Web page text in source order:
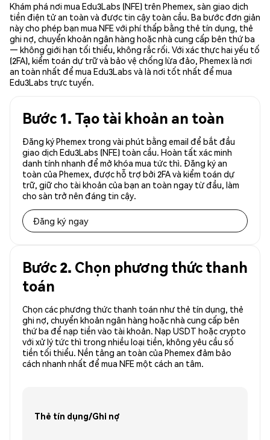
Khám phá nơi mua Edu3Labs (NFE) trên Phemex, sàn giao dịch
tiền điện tử an toàn và được tin cậy toàn cầu. Ba bước đơn giản
này cho phép bạn mua NFE với phí thấp bằng thẻ tín dụng, thẻ
ghi nợ, chuyển khoản ngân hàng hoặc nhà cung cấp bên thứ ba
— không giới hạn tối thiểu, không rắc rối. Với xác thực hai yếu tố
(2FA), kiểm toán dự trữ và bảo vệ chống lừa đảo, Phemex là nơi
an toàn nhất để mua Edu3Labs và là nơi tốt nhất để mua
Edu3Labs trực tuyến.
Bước 1. Tạo tài khoản an toàn
Đăng ký Phemex trong vài phút bằng email để bắt đầu
giao dịch Edu3Labs (NFE) toàn cầu. Hoàn tất xác minh
danh tính nhanh để mở khóa mua tức thì. Đăng ký an
toàn của Phemex, được hỗ trợ bởi 2FA và kiểm toán dự
trữ, giữ cho tài khoản của bạn an toàn ngay từ đầu, làm
cho sàn trở nên đáng tin cậy.
Đăng ký ngay
Bước 2. Chọn phương thức thanh
toán
Chọn các phương thức thanh toán như thẻ tín dụng, thẻ
ghi nợ, chuyển khoản ngân hàng hoặc nhà cung cấp bên
thứ ba để nạp tiền vào tài khoản. Nạp USDT hoặc crypto
với xử lý tức thì trong nhiều loại tiền, không yêu cầu số
tiền tối thiểu. Nền tảng an toàn của Phemex đảm bảo
cách nhanh nhất để mua NFE một cách an tâm.
Thẻ tín dụng/Ghi nợ